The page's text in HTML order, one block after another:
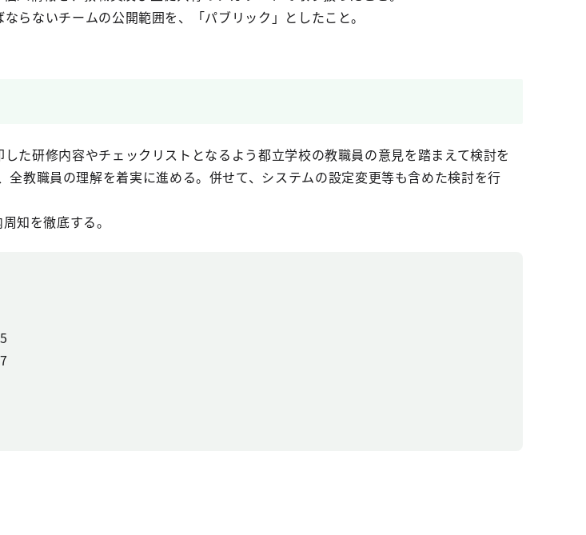
らないチームの公開範囲を、「パブリック」としたこと。
た研修内容やチェックリストとなるよう都立学校の教職員の意見を踏まえて検討を
教職員の理解を着実に進める。併せて、システムの設定変更等も含めた検討を行
知を徹底する。